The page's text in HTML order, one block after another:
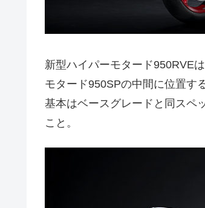
新型ハイパーモタード950RVE
モタード950SPの中間に位置す
基本はベースグレードと同スペ
こと。